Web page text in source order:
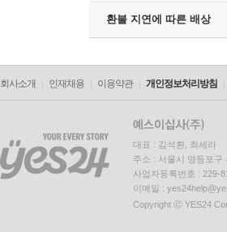
환불 지연에 따른 배상
회사소개 인재채용 이용약관 개인정보처리방침
대표 : 김석환, 최세라
주소 : 서울시 영등포구
사업자등록번호 : 229-
이메일 :
Copyright ⓒ YES24